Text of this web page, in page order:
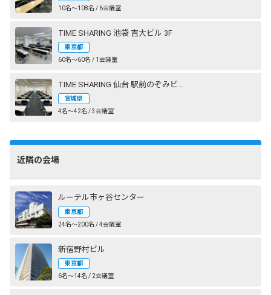
10名〜108名 / 6会議室
TIME SHARING 池袋 吉大ビル 3F
東京都
60名〜60名 / 1会議室
TIME SHARING 仙台 駅前のぞみビル
宮城県
4名〜42名 / 3会議室
近隣の会場
ルーテル市ヶ谷センター
東京都
24名〜200名 / 4会議室
新宿野村ビル
東京都
6名〜14名 / 2会議室